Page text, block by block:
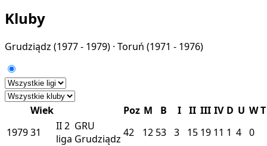
Kluby
Grudziądz (1977 - 1979) · Toruń (1971 - 1976)
Wiek Poz M B I II III IV D U WT
197931 II2
liga
GRU
Grudziądz 42 12 53 3 15 19 11 1 4 0